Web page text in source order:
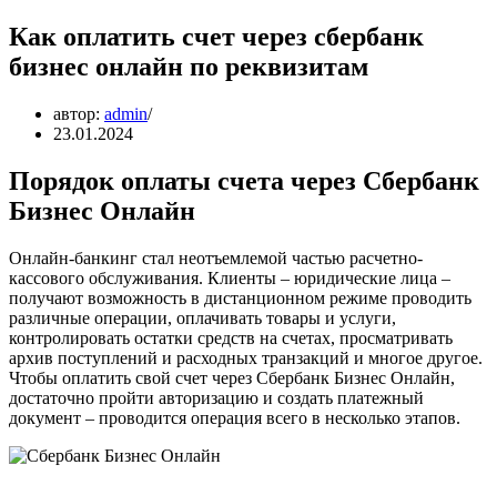
Как оплатить счет через сбербанк
бизнес онлайн по реквизитам
автор: admin
23.01.2024
Порядок оплаты счета через Сбербанк
Бизнес Онлайн
Онлайн-банкинг стал неотъемлемой частью расчетно-
кассового обслуживания. Клиенты – юридические лица –
получают возможность в дистанционном режиме проводить
различные операции, оплачивать товары и услуги,
контролировать остатки средств на счетах, просматривать
архив поступлений и расходных транзакций и многое другое.
Чтобы оплатить свой счет через Сбербанк Бизнес Онлайн,
достаточно пройти авторизацию и создать платежный
документ – проводится операция всего в несколько этапов.